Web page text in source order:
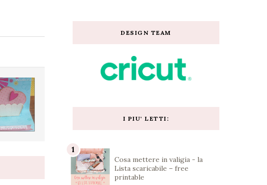
DESIGN TEAM
I PIU' LETTI:
Cosa mettere in valigia - la
Lista scaricabile – free
printable